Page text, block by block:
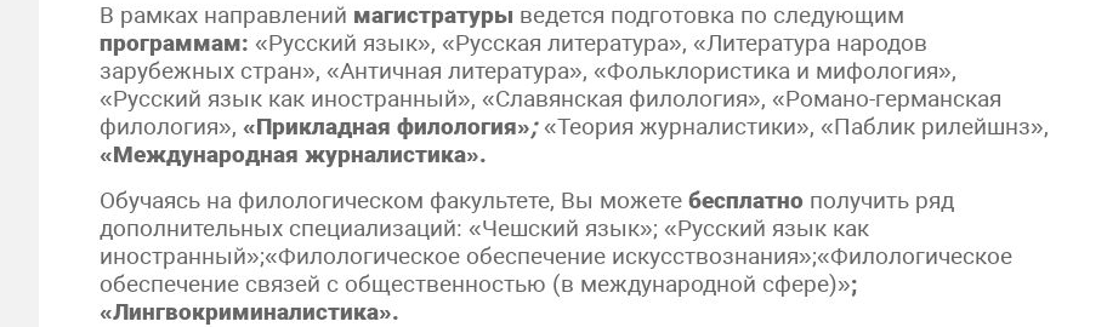
В рамках направлений магистратуры ведется подготовка по следующим
программам: «Русский язык», «Русская литература», «Литература народов
зарубежных стран», «Античная литература», «Фольклористика и мифология»,
«Русский язык как иностранный», «Славянская филология», «Романо-германская
филология», «Прикладная филология»;«Теория журналистики», «Паблик рилейшнз»,
«Международная журналистика».
Обучаясь на филологическом факультете, Вы можете бесплатно получить ряд
дополнительных специализаций: «Чешский язык»; «Русский язык как
иностранный»;«Филологическое обеспечение искусствознания»;«Филологическое
обеспечение связей с общественностью (в международной сфере)»;
«Лингвокриминалистика».